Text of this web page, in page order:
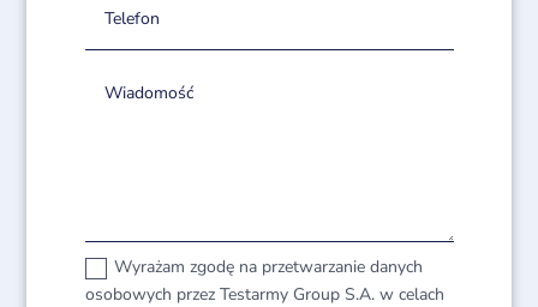
Wyrażam zgodę na przetwarzanie danych
osobowych przez Testarmy Group S.A. w celach